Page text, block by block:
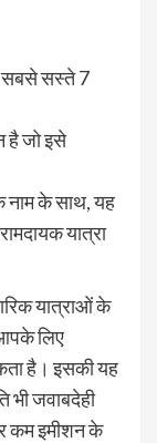
सबसे सस्ते 7
है जो इसे
नाम के साथ, यह
यात्रा
यात्राओं के
लिए
है। इसकी यह
भी जवाबदेही
कम इमीशन के